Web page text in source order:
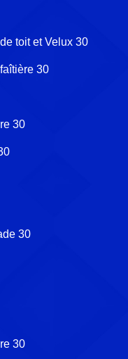
toit et Velux 30
30
30
30
30